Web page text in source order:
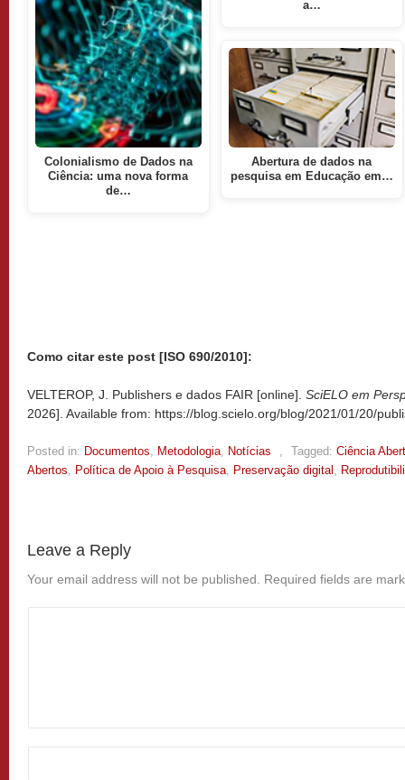
Colonialismo de Dados na
Ciência: uma nova forma
de…
a…
Abertura de dados na
pesquisa em Educação em…
Como citar este post [ISO 690/2010]:
VELTEROP, J. Publishers e dados FAIR [online]. SciELO em
2026]. Available from: https://blog.scielo.org/blog/2021/01/20/
Posted in: Documentos Metodologia Notícias Tagged: Ciência
Abertos
Política de Apoio à Pesquisa Preservação digital
Leave a Reply
Your email address will not be published. Required fields are